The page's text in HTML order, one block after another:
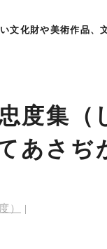
文化財や美術作品、
度集
あさぢ
） |